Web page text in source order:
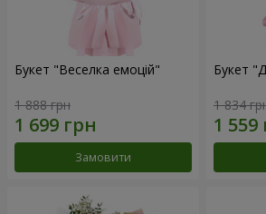
Букет "Веселка емоцій"
1 888 грн
Замовити
Букет
1 834